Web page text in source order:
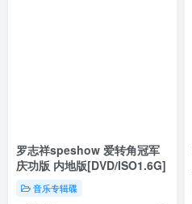
罗志祥speshow 爱转角冠军
庆功版 内地版[DVD/ISO1.6G]
音乐专辑碟